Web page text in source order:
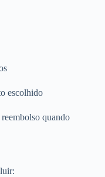
escolhido
quando